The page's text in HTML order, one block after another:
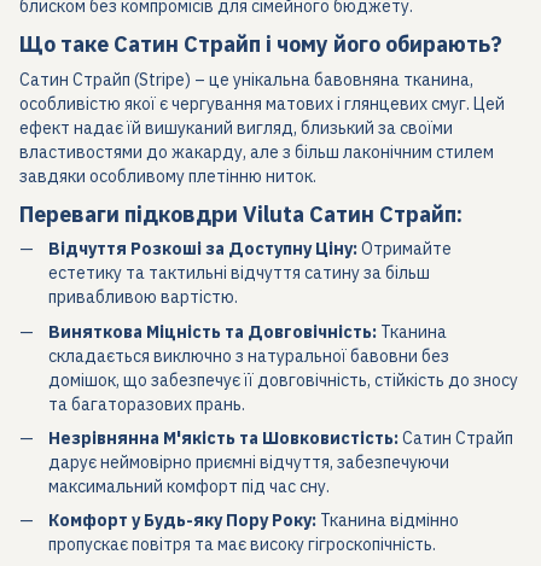
блиском без компромісів для сімейного бюджету.
Що таке Сатин Страйп і чому його обирають?
Сатин Страйп (Stripe) – це унікальна бавовняна тканина,
особливістю якої є чергування матових і глянцевих смуг. Цей
ефект надає їй вишуканий вигляд, близький за своїми
властивостями до жакарду, але з більш лаконічним стилем
завдяки особливому плетінню ниток.
Переваги підковдри Viluta Сатин Страйп:
Відчуття Розкоші за Доступну Ціну:Отримайте
естетику та тактильні відчуття сатину за більш
привабливою вартістю.
Виняткова Міцність та Довговічність: Тканина
складається виключно з натуральної бавовни без
домішок, що забезпечує її довговічність, стійкість до зносу
та багаторазових прань.
Незрівнянна М'якість та Шовковистість:Сатин Страйп
дарує неймовірно приємні відчуття, забезпечуючи
максимальний комфорт під час сну.
Комфорт у Будь-яку Пору Року: Тканина відмінно
пропускає повітря та має високу гігроскопічність.